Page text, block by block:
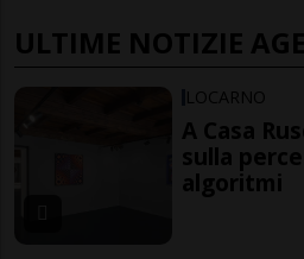
ULTIME NOTIZIE
LOCARNO
A Casa
sulla
algoritmi